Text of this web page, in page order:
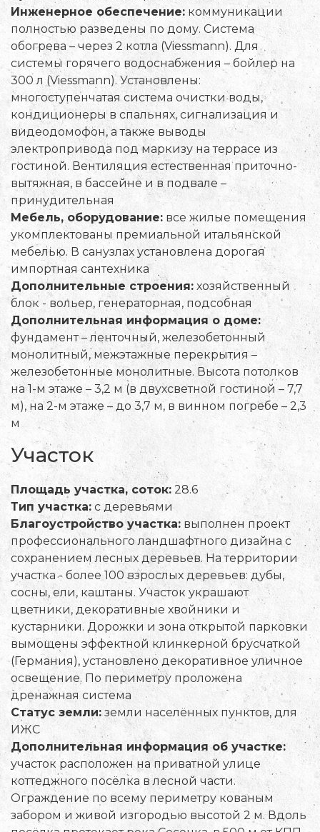
Инженерное обеспечение: коммуникации
полностью разведены по дому. Система
обогрева – через 2 котла (Viessmann). Для
системы горячего водоснабжения – бойлер на
300 л (Viessmann). Установлены:
многоступенчатая система очистки воды,
кондиционеры в спальнях, сигнализация и
видеодомофон, а также выводы
электропривода под маркизу на террасе из
гостиной. Вентиляция естественная приточно-
вытяжная, в бассейне и в подвале –
принудительная
Мебель, оборудование: все жилые помещения
укомплектованы премиальной итальянской
мебелью. В санузлах установлена дорогая
импортная сантехника
Дополнительные строения: хозяйственный
блок - вольер, генераторная, подсобная
Дополнительная информация о доме:
фундамент – ленточный, железобетонный
монолитный, межэтажные перекрытия –
железобетонные монолитные. Высота потолков
на 1-м этаже – 3,2 м (в двухсветной гостиной – 7,7
м), на 2-м этаже – до 3,7 м, в винном погребе – 2,3
м
Участок
Площадь участка, соток: 28.6
Тип участка: с деревьями
Благоустройство участка: выполнен проект
профессионального ландшафтного дизайна с
сохранением лесных деревьев. На территории
участка - более 100 взрослых деревьев: дубы,
сосны, ели, каштаны. Участок украшают
цветники, декоративные хвойники и
кустарники. Дорожки и зона открытой парковки
вымощены эффектной клинкерной брусчаткой
(Германия), установлено декоративное уличное
освещение. По периметру проложена
дренажная система
Статус земли: земли населённых пунктов, для
ИЖС
Дополнительная информация об участке:
участок расположен на приватной улице
коттеджного посёлка в лесной части.
Ограждение по всему периметру кованым
забором и живой изгородью высотой 2 м. Вдоль